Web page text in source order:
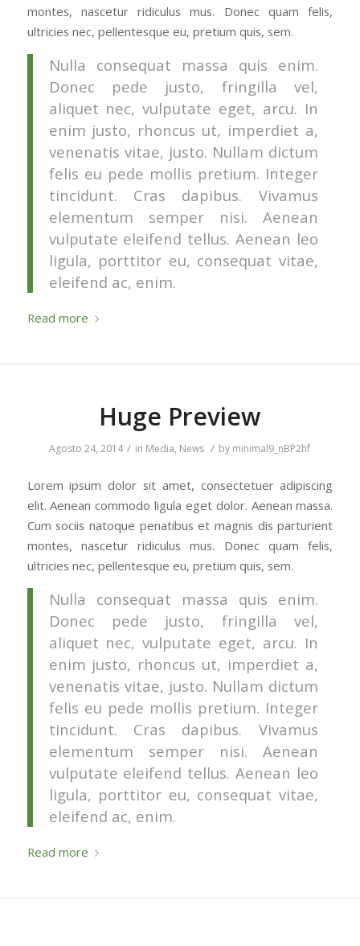
montes, nascetur ridiculus mus. Donec quam felis,
ultricies nec, pellentesque eu, pretium quis, sem.
Nulla consequat massa quis enim.
Donec pede justo, fringilla vel,
aliquet nec, vulputate eget, arcu. In
enim justo, rhoncus ut, imperdiet a,
venenatis vitae, justo. Nullam dictum
felis eu pede mollis pretium. Integer
tincidunt. Cras dapibus. Vivamus
elementum semper nisi. Aenean
vulputate eleifend tellus. Aenean leo
ligula, porttitor eu, consequat vitae,
eleifend ac, enim.
Read more
Huge Preview
Agosto 24, 2014 / in Media, News / by minimal9_nBP2hf
Lorem ipsum dolor sit amet, consectetuer adipiscing
elit. Aenean commodo ligula eget dolor. Aenean massa.
Cum sociis natoque penatibus et magnis dis parturient
montes, nascetur ridiculus mus. Donec quam felis,
ultricies nec, pellentesque eu, pretium quis, sem.
Nulla consequat massa quis enim.
Donec pede justo, fringilla vel,
aliquet nec, vulputate eget, arcu. In
enim justo, rhoncus ut, imperdiet a,
venenatis vitae, justo. Nullam dictum
felis eu pede mollis pretium. Integer
tincidunt. Cras dapibus. Vivamus
elementum semper nisi. Aenean
vulputate eleifend tellus. Aenean leo
ligula, porttitor eu, consequat vitae,
eleifend ac, enim.
Read more